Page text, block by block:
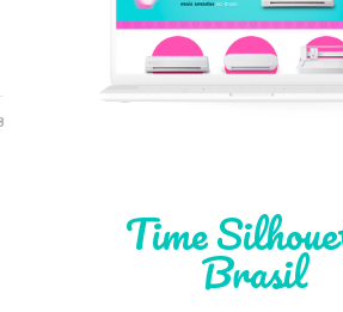
Time
Brasil
Léia Pastori
Thiara Ney